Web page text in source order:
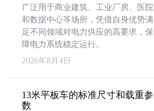
广泛用于商业建筑、工业厂房、医院
和数据中心等场所，凭借自身优势满
足不同领域对电力供应的高要求，保
障电力系统稳定运行。
2026年8月4日
13米平板车的标准尺寸和载重参
数